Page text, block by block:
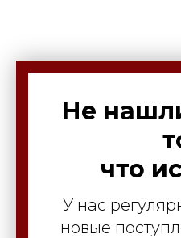
Не
что
У нас
новые